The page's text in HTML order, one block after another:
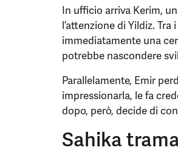
In ufficio arriva Kerim,
l’attenzione di Yildiz.
immediatamente una
potrebbe nascondere
Parallelamente, Emir
impressionarla, le fa
dopo, però, decide di
Sahika